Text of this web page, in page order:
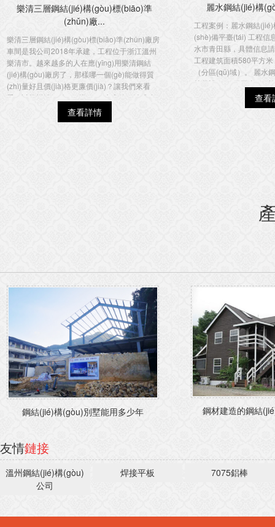
樂清三層鋼結(jié)構(gòu)標(biāo)準
(zhǔn)廠...
樂清三層鋼結(jié)構(gòu)標(biāo)準(zhǔn)廠房
車間是我公司2018年承建，工程位于浙江溫州
樂清市。越來越多的人在應(yīng)用樂清鋼結
(jié)構(gòu)廠房了，那樣哪一個(gè)能做得質
(zhì)量好且價(jià)格更廉價(jià)？讓我們來看
看。誠能樂清鋼結(jié)構(gòu)廠房的一站式生
產(chǎn)設(shè)施和專業(yè)的生產(chǎn)技...
查看詳情
麗水鋼結(jié)構
工程案例：麗水鋼結
(shè)備平臺(tái) 工程信
水市青田縣，具體信
工程建筑面積580平方米
（分區(qū)域）。 麗
拌釜設(shè)備平臺(tái)
查看
鋼結(jié)構(gòu)別墅能用多少年 鋼材建造的鋼結
友情鏈接
溫州鋼結(jié)構(gòu)
公司
焊接平板 7075鋁棒